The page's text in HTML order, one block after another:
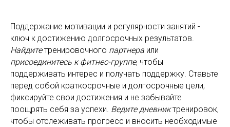
Поддержание мотивации и регулярности занятий -
ключ к достижению долгосрочных результатов.
Найдитетренировочного партнера или
присоединитесь к фитнес-группе, чтобы
поддерживать интерес и получать поддержку. Ставьте
перед собой краткосрочные и долгосрочные цели,
фиксируйте свои достижения и не забывайте
поощрять себя за успехи. Ведите дневниктренировок,
чтобы отслеживать прогресс и вносить необходимые